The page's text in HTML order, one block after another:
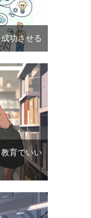
功させる
教育でいい